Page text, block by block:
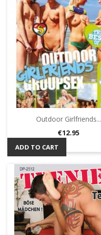
Outdoor Girlfriends...
Price
€12.95
ADD TO CART